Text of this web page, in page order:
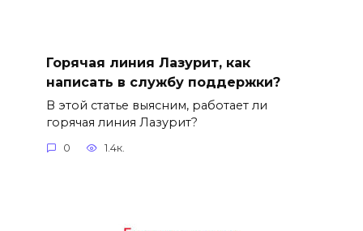
Горячая линия Лазурит, как
написать в службу поддержки?
В этой статье выясним, работает ли
горячая линия Лазурит?
0 1.4к.